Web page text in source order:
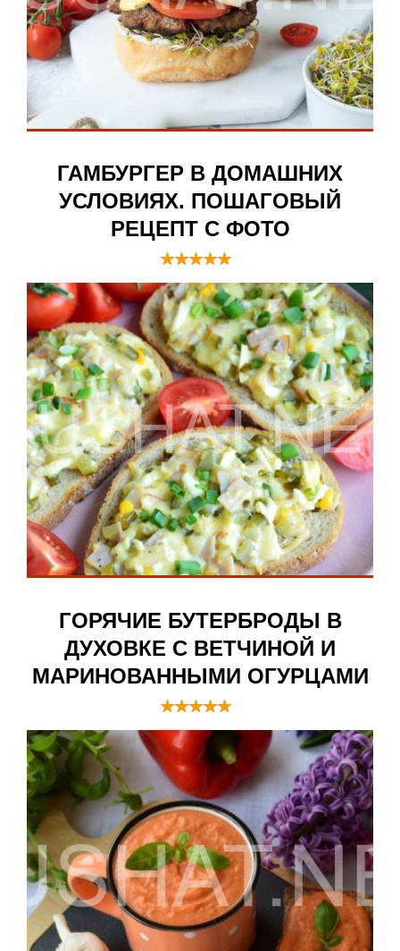
ГАМБУРГЕР В ДОМАШНИХ
УСЛОВИЯХ. ПОШАГОВЫЙ
РЕЦЕПТ С ФОТО
ГОРЯЧИЕ БУТЕРБРОДЫ В
ДУХОВКЕ С ВЕТЧИНОЙ И
МАРИНОВАННЫМИ ОГУРЦАМИ